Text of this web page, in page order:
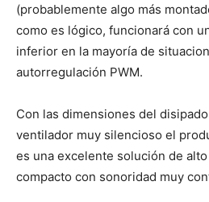
(probablemente algo más
como es lógico, funcionará con
inferior en la mayoría de
autorregulación PWM.
Con las dimensiones del
ventilador muy silencioso el
es una excelente solución de
compacto con sonoridad muy